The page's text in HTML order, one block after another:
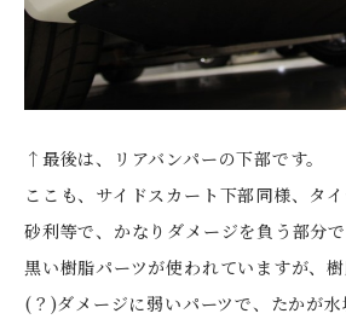
↑最後は、リアバンパーの下部です。
ここも、サイドスカート下部同様、タ
砂利等で、かなりダメージを負う部分で
黒い樹脂パーツが使われていますが、
(？)ダメージに弱いパーツで、たかが水